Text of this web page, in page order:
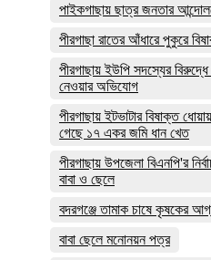
পাইকগাছায় ছাত্র জনতার
পীরগাছা রাতের আঁধারে পুকুরে
পীরগাছায় ইউপি সদস্যের বিরুদ্ধে
নেওয়ার অভিযোগ
পীরগাছায় ইটভাটার বিষাক্ত
গেছে ১৭ একর জমি ধান খেত
পীরগাছায় উপজেলা বিএনপি'র
বাবা ও ছেলে
বদরগঞ্জে তামাক চাষে কৃষকের
বাবা ছেলে মনোনয়ন পত্র